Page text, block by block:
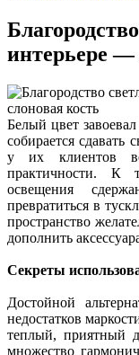
интерьере —
Белый цвет
собирается
у их клиентов
практичности. К
освещения
превратиться в
пространство
дополнить
Секреты
Достойной
недостатков
теплый, приятный
множество